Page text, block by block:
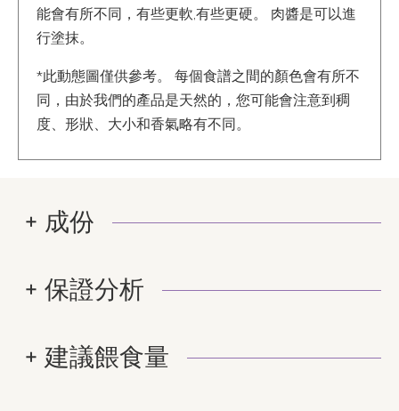
能會有所不同，有些更軟,有些更硬。 肉醬是可以進
行塗抹。
*此動態圖僅供參考。 每個食譜之間的顏色會有所不
同，由於我們的產品是天然的，您可能會注意到稠
度、形狀、大小和香氣略有不同。
成份
保證分析
建議餵食量